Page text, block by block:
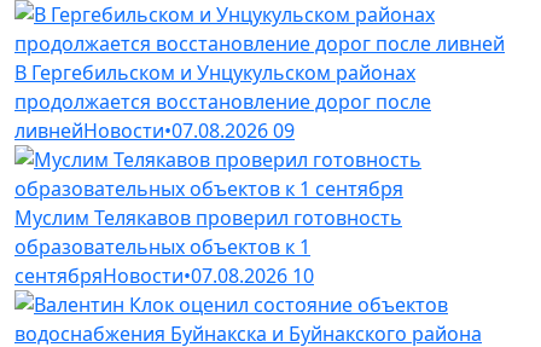
В Гергебильском и Унцукульском районах
продолжается восстановление дорог после
ливнейНовости•07.08.202609
Муслим Телякавов проверил готовность
образовательных объектов к 1
сентябряНовости•07.08.2026 10